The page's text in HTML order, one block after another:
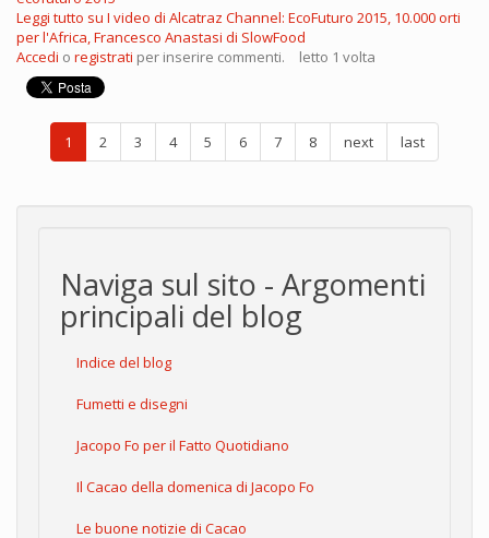
Leggi tutto su I video di Alcatraz Channel: EcoFuturo 2015, 10.000 orti
per l'Africa, Francesco Anastasi di SlowFood
Accedi o registrati per inserire commenti. letto 1 volta
1 2 3 4 5 6 7 8 next last
Naviga sul sito - Argomenti
principali del blog
Indice del blog
Fumetti e disegni
Jacopo Fo per il Fatto Quotidiano
Il Cacao della domenica di Jacopo Fo
Le buone notizie di Cacao